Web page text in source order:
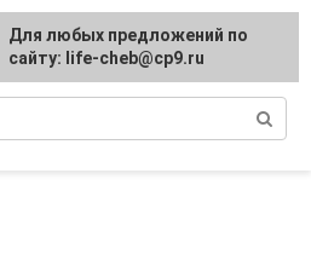
Для любых предложений по
сайту: life-cheb@cp9.ru
Для любых предложений по
сайту: life-cheb@cp9.ru